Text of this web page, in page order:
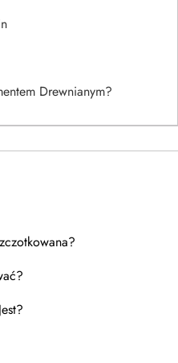
Drewnianym?